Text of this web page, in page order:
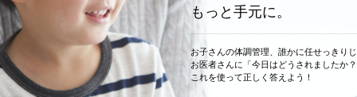
もっと手元に。
お子さんの体調管理、誰かに任せっきり
お医者さんに「今日はどうされましたか
これを使って正しく答えよう！